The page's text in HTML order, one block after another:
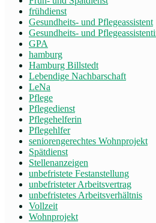
frühdienst
Gesundheits- und Pflegeassistent
Gesundheits- und
GPA
hamburg
Hamburg Billstedt
Lebendige Nachbarschaft
LeNa
Pflege
Pflegedienst
Pflegehelferin
Pflegehlfer
seniorengerechtes Wohnprojekt
Spätdienst
Stellenanzeigen
unbefristete Festanstellung
unbefristeter Arbeitsvertrag
unbefristetes Arbeitsverhältnis
Vollzeit
Wohnprojekt